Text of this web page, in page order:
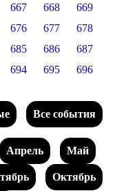
667 668
669
676 677
678
685 686
687
694 695
696
Все события
Апрель Май
Октябрь